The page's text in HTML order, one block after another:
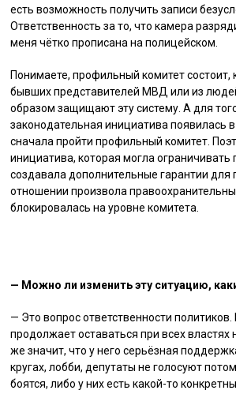
есть возможность получить записи
Ответственность за то, что камера
меня чётко прописана на полицейском.
Понимаете, профильный комитет состоит,
бывших представителей МВД или из
образом защищают эту систему. А для
законодательная инициатива появилась
сначала пройти профильный комитет.
инициатива, которая могла
создавала дополнительные гарантии для
отношении произвола
блокировалась на уровне комитета.
— Можно ли изменить эту ситуацию,
— Это вопрос ответственности
продолжает оставаться при всех властях
же значит, что у него серьёзная
кругах, лобби, депутаты не голосуют
боятся, либо у них есть какой-то